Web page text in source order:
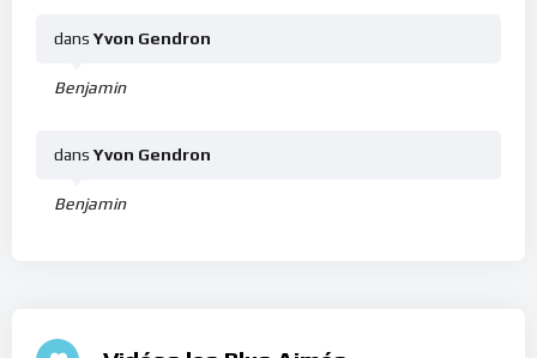
Benjamin
dans Yvon Gendron
Benjamin
dans Yvon Gendron